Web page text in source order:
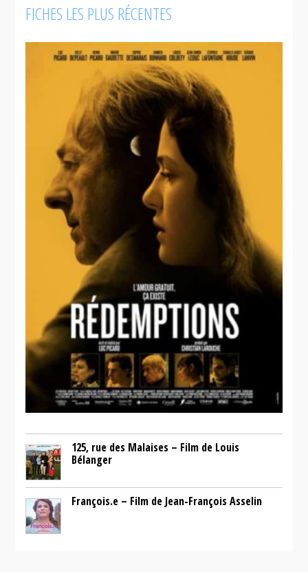
FICHES LES PLUS RÉCENTES
125, rue des Malaises – Film de Louis
Bélanger
François.e – Film de Jean-François Asselin